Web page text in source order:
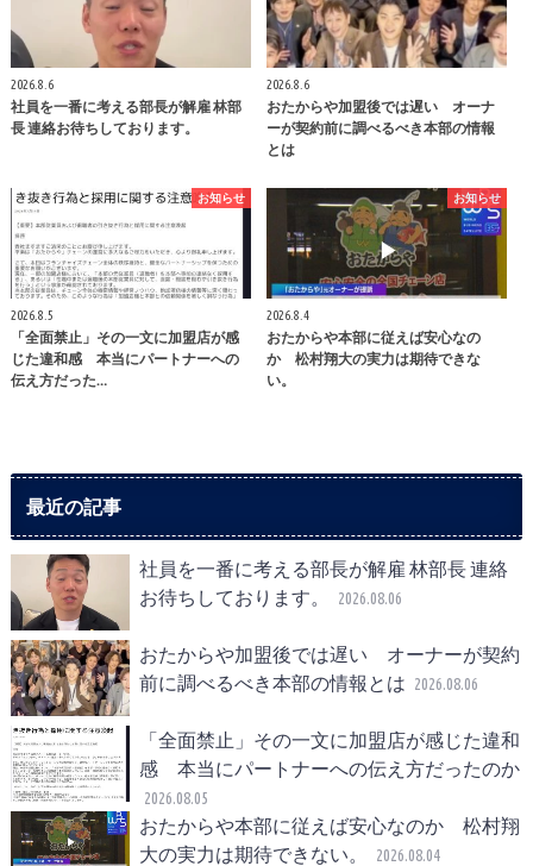
2026.8.6
社員を一番に考える部長が解雇 林部
長 連絡お待ちしております。
2026.8.6
おたからや加盟後では遅い オーナ
ーが契約前に調べるべき本部の情報
とは
お知らせ
2026.8.5
「全面禁止」その一文に加盟店が感
じた違和感 本当にパートナーへの
伝え方だった…
お知らせ
2026.8.4
おたからや本部に従えば安心なの
か 松村翔大の実力は期待できな
い。
最近の記事
社員を一番に考える部長が解雇 林部長 連絡
お待ちしております。
2026.08.06
おたからや加盟後では遅い オーナーが契約
前に調べるべき本部の情報とは 2026.08.06
「全面禁止」その一文に加盟店が感じた違和
感 本当にパートナーへの伝え方だったのか
2026.08.05
おたからや本部に従えば安心なのか 松村翔
大の実力は期待できない。
2026.08.04